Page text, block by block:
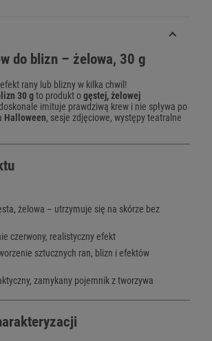
do blizn – żelowa, 30 g
rany lub blizny w kilka chwil!
30 gto produkt ogęstej, żelowej
imituje prawdziwą krew i nie spływa po
Halloween, sesje zdjęciowe, występy teatralne
żelowa – utrzymuje się na skórze bez
czerwony, realistyczny efekt
sztucznych ran, blizn i efektów
zamykany pojemnik z tworzywa